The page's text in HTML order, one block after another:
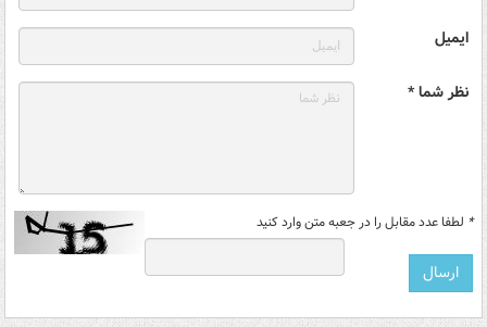
ایمیل
نظر شما *
* لطفا عدد مقابل را در جعبه متن وارد کنید